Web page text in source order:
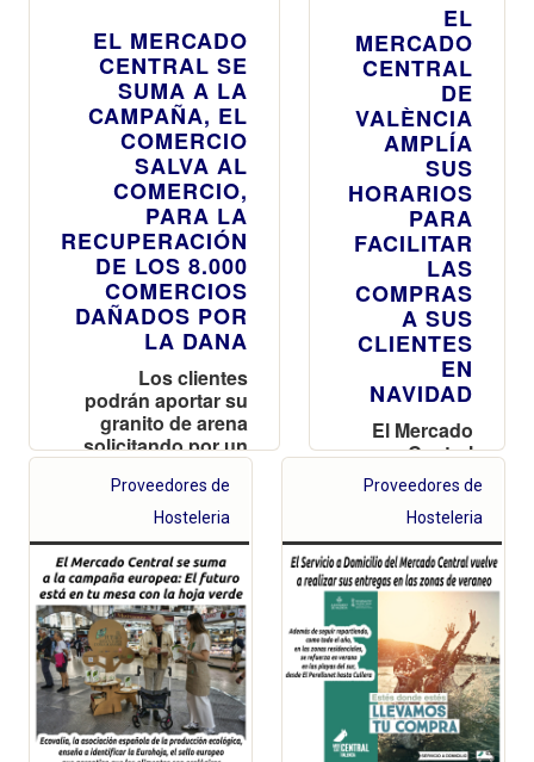
EL MERCADO
CENTRAL SE
SUMA A LA
CAMPAÑA, EL
COMERCIO
SALVA AL
COMERCIO,
PARA LA
RECUPERACIÓN
DE LOS 8.000
COMERCIOS
DAÑADOS POR
LA DANA
Los clientes
podrán aportar su
granito de arena
solicitando por un
DANA
EL
MERCADO
CENTRAL
DE
VALÈNCIA
AMPLÍA
SUS
HORARIOS
PARA
FACILITAR
LAS
COMPRAS
A SUS
CLIENTES
EN
NAVIDAD
El Mercado
Central
permanecerá
abierto hoy
hasta las 19
h y amplía
también su
horario esta
Nochebuena
y la víspera
de
Nochevieja y
Nochevieja
hasta las 16
h
Proveedores de
Hosteleria
Proveedores de
Hosteleria